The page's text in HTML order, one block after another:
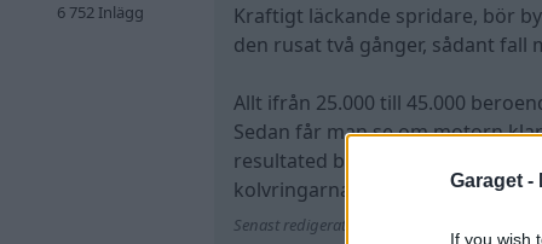
Garaget -
If you wish
6 752 Inlägg
Kraftigt läckande spridare, bör
den rusat två gånger, sådant fall
Allt ifrån 25.000 till 45.000
Sedan får man se om motorn
resultated blir missvisande om
kolvringarna
Senast redigerat av xXSammy (27 juni )